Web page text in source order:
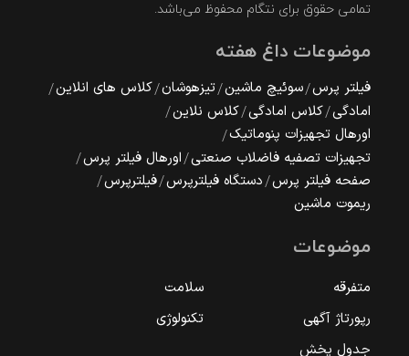
تمامی حقوق برای نتگام محفوظ می‌باشد.
موضوعات داغ هفته
فیلتر پرس سوئیچ ماشین تیزهوشان کلاس های انلاین
امادگی کلاس امادگی کلاس نلاین
اورهال تجهیزات پنوماتیک
تجهیزات تصفیه فاضلاب صنعتی اورهال فیلتر پرس
صفحه فیلتر پرس دستگاه فیلترپرس فیلترپرس
ریموت ماشین
موضوعات
متفرقه
سلامت
رپورتاژ آگهی
تکنولوژی
جدول پخش